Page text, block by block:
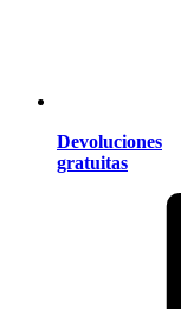
Devoluciones
gratuitas